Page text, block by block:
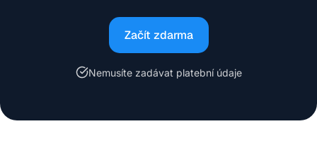
Začít zdarma
Nemusíte zadávat platební údaje